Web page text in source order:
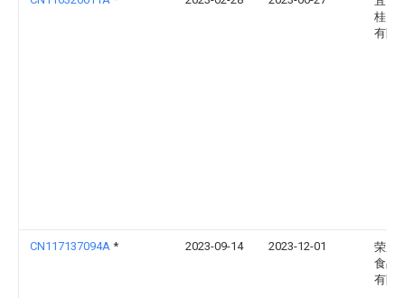
桂圆
有限
CN117137094A * 2023-09-14 2023-12-01
荣成
食品
有限